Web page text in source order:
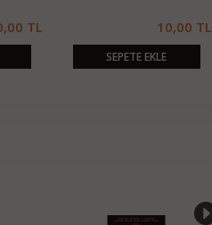
TL 10,00 TL
SEPETE EKLE